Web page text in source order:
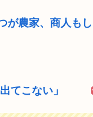
が農家、商人もし
てこない」